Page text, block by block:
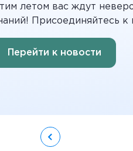
летом вас ждут
Присоединяйтесь
Перейти к новости